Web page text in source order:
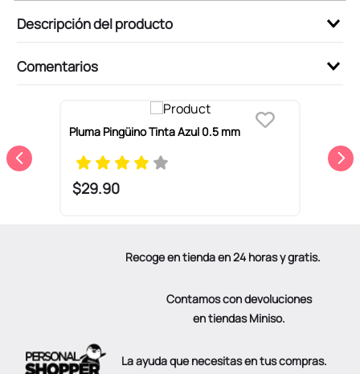
Descripción del producto
Comentarios
Pluma Pingüino Tinta Azul 0.5 mm
$29.90
Recoge en tienda en 24 horas y gratis.
Contamos con devoluciones
en tiendas Miniso.
La ayuda que necesitas en tus compras.